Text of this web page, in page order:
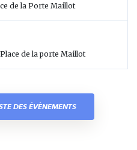
de la Porte Maillot
de la porte Maillot
DES ÉVÈNEMENTS